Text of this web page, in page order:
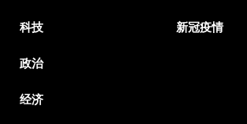
科技
政治
经济
新冠疫情